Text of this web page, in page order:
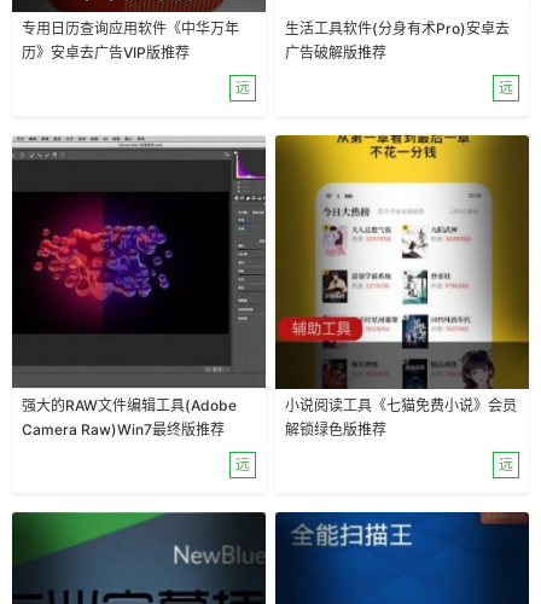
专用日历查询应用软件《中华万年
历》安卓去广告VIP版推荐
远
生活工具软件(分身有术Pro)安卓去
广告破解版推荐
远
强大的RAW文件编辑工具(Adobe
Camera Raw)Win7最终版推荐
远
小说阅读工具《七猫免费小说》会员
解锁绿色版推荐
远